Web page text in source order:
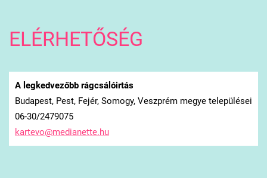
ELÉRHETŐSÉG
A legkedvezőbb rágcsálóirtás
Budapest, Pest, Fejér, Somogy, Veszprém megye települései
06-30/2479075
kartevo@medianette.hu